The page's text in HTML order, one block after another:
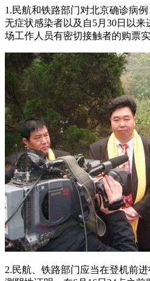
1.民航和铁路部门对北京确诊病
无症状感染者以及自5月30日以
场工作人员有密切接触者的购票实
2.民航、铁路部门应当在登机前